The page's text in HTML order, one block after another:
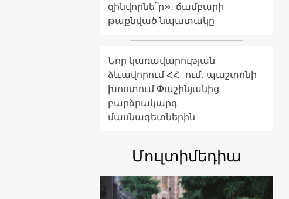
զինվորնե՞ր»․ ճամբարի
թաքնված նպատակը
Նոր կառավարության
ձևավորում ՀՀ-ում․ պաշտոնի
խոստում Փաշինյանից
բարձրակարգ
մասնագետներին
Մուլտիմեդիա